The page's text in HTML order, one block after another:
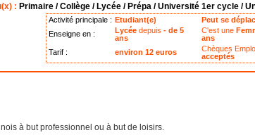
: Primaire / Collège / Lycée / Prépa / Université 1er cycle /
Activité principale : Etudiant(e) Peut se
Enseigne en :
Lycée depuis- de 5
ans
C'est une
ans
Tarif :
environ 12 euros
Chèques
acceptés
à but professionnel ou à but de loisirs.